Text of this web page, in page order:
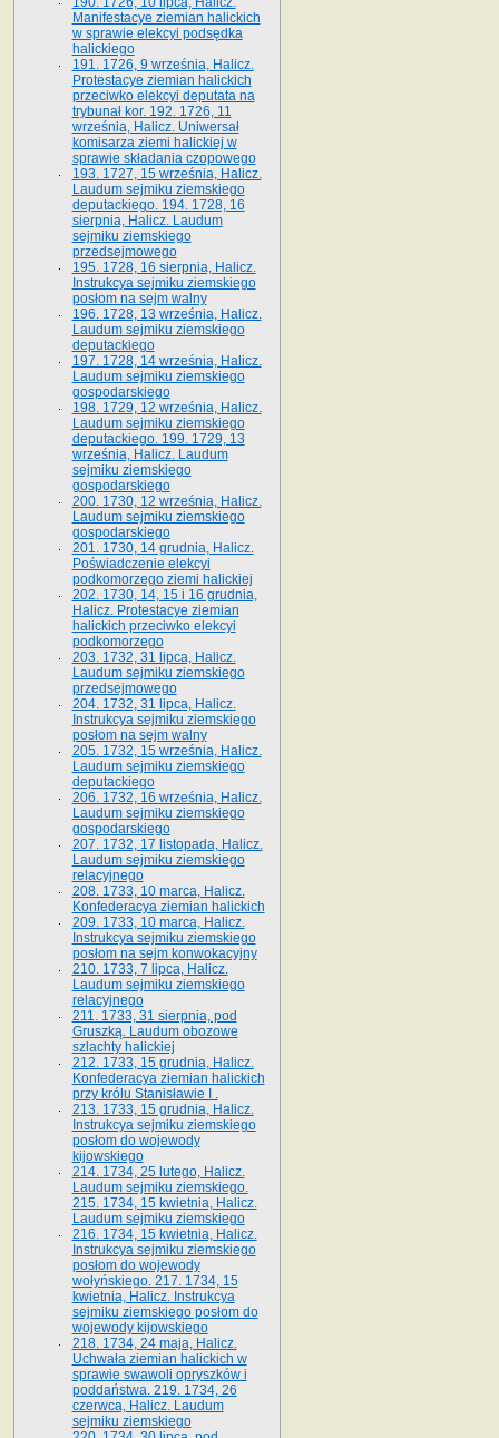
Manifestacye ziemian halickich
w sprawie elekcyi podsędka
halickiego
191. 1726, 9 września, Halicz.
Protestacye ziemian halickich
przeciwko elekcyi deputata na
trybunał kor. 192. 1726, 11
września, Halicz. Uniwersał
komisarza ziemi halickiej w
sprawie składania czopowego
193. 1727, 15 września, Halicz.
Laudum sejmiku ziemskiego
deputackiego. 194. 1728, 16
sierpnia, Halicz. Laudum
sejmiku ziemskiego
przedsejmowego
195. 1728, 16 sierpnia, Halicz.
Instrukcya sejmiku ziemskiego
posłom na sejm walny
196. 1728, 13 września, Halicz.
Laudum sejmiku ziemskiego
deputackiego
197. 1728, 14 września, Halicz.
Laudum sejmiku ziemskiego
gospodarskiego
198. 1729, 12 września, Halicz.
Laudum sejmiku ziemskiego
deputackiego. 199. 1729, 13
września, Halicz. Laudum
sejmiku ziemskiego
gospodarskiego
200. 1730, 12 września, Halicz.
Laudum sejmiku ziemskiego
gospodarskiego
201. 1730, 14 grudnia, Halicz.
Poświadczenie elekcyi
podkomorzego ziemi halickiej
202. 1730, 14, 15 i 16 grudnia,
Halicz. Protestacye ziemian
halickich przeciwko elekcyi
podkomorzego
203. 1732, 31 lipca, Halicz.
Laudum sejmiku ziemskiego
przedsejmowego
204. 1732, 31 lipca, Halicz.
Instrukcya sejmiku ziemskiego
posłom na sejm walny
205. 1732, 15 września, Halicz.
Laudum sejmiku ziemskiego
deputackiego
206. 1732, 16 września, Halicz.
Laudum sejmiku ziemskiego
gospodarskiego
207. 1732, 17 listopada, Halicz.
Laudum sejmiku ziemskiego
relacyjnego
208. 1733, 10 marca, Halicz.
Konfederacya ziemian halickich­
209. 1733, 10 marca, Halicz.
Instrukcya sejmiku ziemskiego
posłom na sejm konwokacyjny
210. 1733, 7 lipca, Halicz.
Laudum sejmiku ziemskiego
relacyjnego
211. 1733, 31 sierpnia, pod
Gruszką. Laudum obozowe
szlachty halickiej
212. 1733, 15 grudnia, Halicz.
Konfederacya ziemian halickich
przy królu Stanisławie I .
213. 1733, 15 grudnia, Halicz.
Instrukcya sejmiku ziemskiego
posłom do wojewody
kijowskiego
214. 1734, 25 lutego, Halicz.
Laudum sejmiku ziemskiego.
215. 1734, 15 kwietnia, Halicz.
Laudum sejmiku ziemskiego
216. 1734, 15 kwietnia, Halicz.
Instrukcya sejmiku ziemskiego
posłom do wojewody
wołyńskiego. 217. 1734, 15
kwietnia, Halicz. Instrukcya
sejmiku ziemskiego posłom do
wojewody kijowskiego
218. 1734, 24 maja, Halicz.
Uchwała ziemian halickich w
sprawie swawoli opryszków i
poddaństwa. 219. 1734, 26
czerwca, Halicz. Laudum
sejmiku ziemskiego